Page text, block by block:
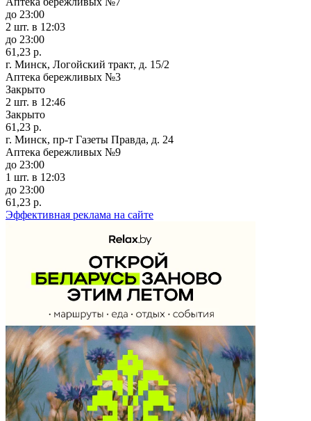
до 23:00
2 шт. в 12:03
до 23:00
61,23 р.
г. Минск, Логойский тракт, д. 15/2
Аптека бережливых №3
Закрыто
2 шт. в 12:46
Закрыто
61,23 р.
г. Минск, пр-т Газеты Правда, д. 24
Аптека бережливых №9
до 23:00
1 шт. в 12:03
до 23:00
61,23 р.
Эффективная реклама на сайте